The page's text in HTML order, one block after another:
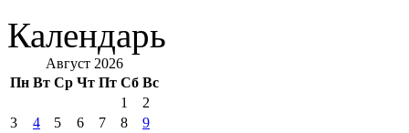
Календарь
Август 2026
Пн Вт Ср Чт Пт Сб Вс
1
2
3
4 5 6 7 8
9